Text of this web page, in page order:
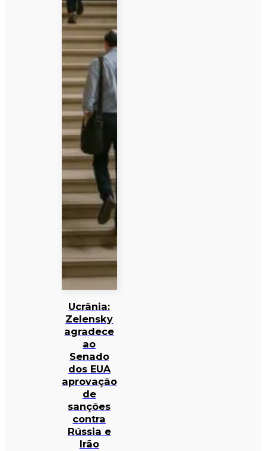
Ucrânia:
Zelensky
agradece
ao
Senado
dos EUA
aprovação
de
sanções
contra
Rússia e
Irão